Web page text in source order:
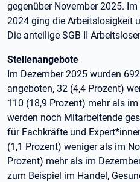
gegenüber November 2025.
2024 ging die Arbeitslosigkeit
Die anteilige SGB II
Stellenangebote
Im Dezember 2025 wurden
angeboten, 32 (4,4 Prozent)
110 (18,9 Prozent) mehr als
werden noch Mitarbeitende
für Fachkräfte und
(1,1 Prozent) weniger als im
Prozent) mehr als im
zum Beispiel im Handel,